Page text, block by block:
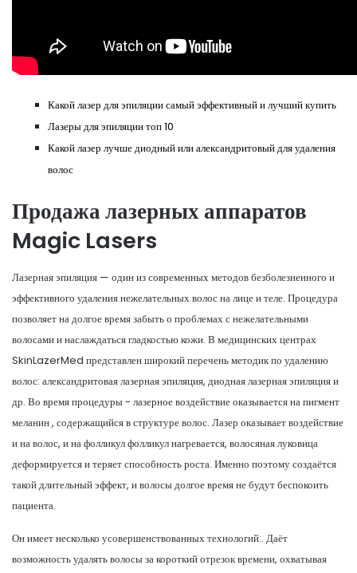
Какой лазер для эпиляции самый эффективный и лучший купить
Лазеры для эпиляции топ 10
Какой лазер лучше диодный или александритовый для удаления
волос
Продажа лазерных аппаратов
Magic Lasers
Лазерная эпиляция — один из современных методов безболезненного и
эффективного удаления нежелательных волос на лице и теле. Процедура
позволяет на долгое время забыть о проблемах с нежелательными
волосами и наслаждаться гладкостью кожи. В медицинских центрах
SkinLazerMed представлен широкий перечень методик по удалению
волос: александритовая лазерная эпиляция, диодная лазерная эпиляция и
др. Во время процедуры - лазерное воздействие оказывается на пигмент
меланин , содержащийся в структуре волос. Лазер оказывает воздействие
и на волос, и на фолликул фолликул нагревается, волосяная луковица
деформируется и теряет способность роста. Именно поэтому создаётся
такой длительный эффект, и волосы долгое время не будут беспокоить
пациента.
Он имеет несколько усовершенствованных технологий:. Даёт
возможность удалять волосы за короткий отрезок времени, охватывая